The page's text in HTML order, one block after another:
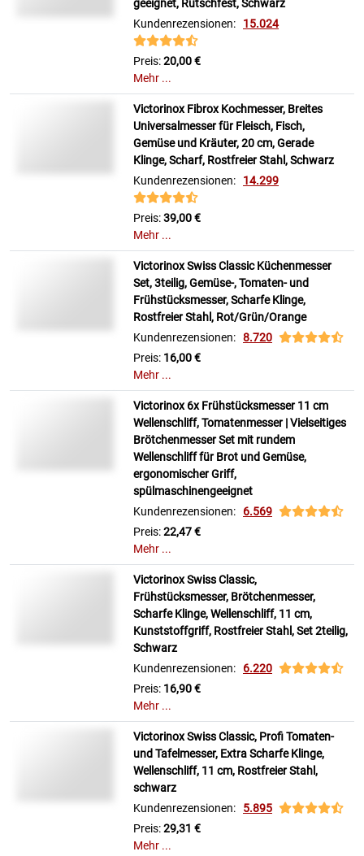
geeignet, Rutschfest, Schwarz
Kundenrezensionen: 15.024
Preis:20,00 €
Mehr ...
Victorinox Fibrox Kochmesser, Breites
Universalmesser für Fleisch, Fisch,
Gemüse und Kräuter, 20 cm, Gerade
Klinge, Scharf, Rostfreier Stahl, Schwarz
Kundenrezensionen: 14.299
Preis:39,00 €
Mehr ...
Victorinox Swiss Classic Küchenmesser
Set, 3teilig, Gemüse-, Tomaten- und
Frühstücksmesser, Scharfe Klinge,
Rostfreier Stahl, Rot/Grün/Orange
Kundenrezensionen: 8.720
Preis: 16,00 €
Mehr ...
Victorinox 6x Frühstücksmesser 11 cm
Wellenschliff, Tomatenmesser | Vielseitiges
Brötchenmesser Set mit rundem
Wellenschliff für Brot und Gemüse,
ergonomischer Griff,
spülmaschinengeeignet
Kundenrezensionen: 6.569
Preis:22,47 €
Mehr ...
Victorinox Swiss Classic,
Frühstücksmesser, Brötchenmesser,
Scharfe Klinge, Wellenschliff, 11 cm,
Kunststoffgriff, Rostfreier Stahl, Set 2teilig,
Schwarz
Kundenrezensionen: 6.220
Preis: 16,90 €
Mehr ...
Victorinox Swiss Classic, Profi Tomaten-
und Tafelmesser, Extra Scharfe Klinge,
Wellenschliff, 11 cm, Rostfreier Stahl,
schwarz
Kundenrezensionen: 5.895
Preis:29,31 €
Mehr ...